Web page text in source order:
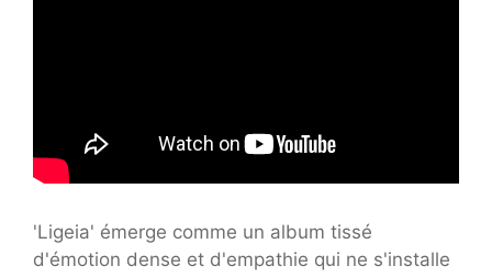
'Ligeia' émerge comme un album tissé
d'émotion dense et d'empathie qui ne s'installe